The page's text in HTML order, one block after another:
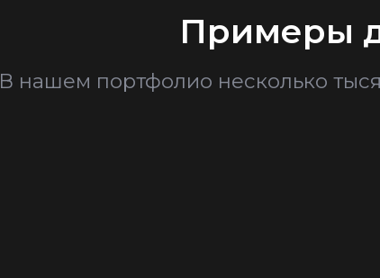
Примеры
В нашем портфолио несколько